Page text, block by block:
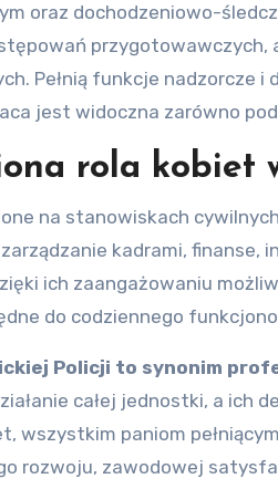
oraz dochodzeniowo-
przygotowawczych,
Pełnią funkcje nadzorcze
jest widoczna zarówno
rola kobiet
na stanowiskach
kadrami, finanse,
ich zaangażowaniu
do codziennego
Policji to synonim
całej jednostki, a ich
wszystkim paniom
rozwoju, zawodowej